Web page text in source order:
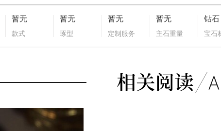
暂无
款式
暂无
琢型
暂无
定制服务
暂无
主石重量
钻石
宝石